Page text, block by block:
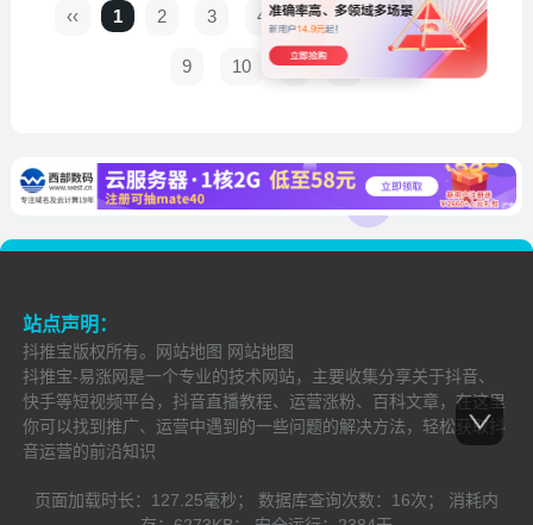
‹‹ 1 2 3 4 5 6 7 8
9 10 › ››
站点声明：
抖推宝版权所有。 网站地图 网站地图
抖推宝-易涨网是一个专业的技术网站，主要收集分享关于抖音、
快手等短视频平台，抖音直播教程、运营涨粉、百科文章，在这里
你可以找到推广、运营中遇到的一些问题的解决方法，轻松获取抖
音运营的前沿知识
页面加载时长： 127.25毫秒； 数据库查询次数： 16次；
消耗内